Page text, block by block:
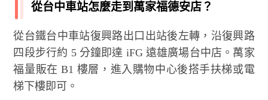
從台中車站怎麼走到萬家福德安店？
從台鐵台中車站復興路出口出站後左轉，沿復興路
四段步行約 5 分鐘即達 iFG 遠雄廣場台中店。萬家
福量販在 B1 樓層，進入購物中心後搭手扶梯或電
梯下樓即可。